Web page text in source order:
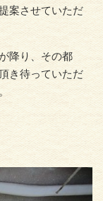
案させていただ
降り、その都
き待っていただ